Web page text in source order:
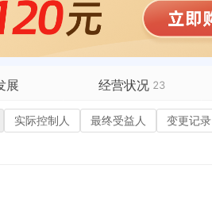
企业地址变更，变更前：惠州市惠城区小金口金泉路88号（住所申报） 变更后：惠州市惠城区小金口街道金鸡村英头小组49号
全部动态
经营范围变更，变更前：自动化消防系统操作咨询；消防安全管理咨询；消防应用技术开发服务；应急救援服务项目咨询；消防工程；消防设施服务；销售、维修：消防产品、...
全部动态
展 经营状况 23
招投标 15
实际控制人 最终受益人 变更记录